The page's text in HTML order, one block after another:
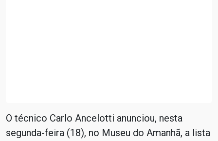
O técnico Carlo Ancelotti anunciou, nesta
segunda-feira (18), no Museu do Amanhã, a lista